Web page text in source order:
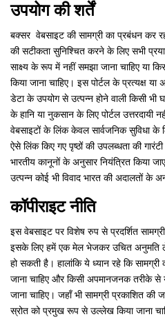
उपयोग की शर्तें
बक्सर वेबसाइट की सामग्री का प्रबंधन कर
की सटीकता सुनिश्चित करने के लिए सभी
साक्ष्य के रूप में नहीं समझा जाना चाहिए या
किया जाना चाहिए। इस पोर्टल के प्रत्यक्ष
डेटा के उपयोग से उत्पन्न होने वाली किसी भी
के हानि या नुकसान के लिए पोर्टल उत्तरदायी
वेबसाइटों के लिंक केवल सार्वजनिक सुविधा
ऐसे लिंक किए गए पृष्ठों की उपलब्धता की
भारतीय कानूनों के अनुसार नियंत्रित किया
उत्पन्न कोई भी विवाद भारत की अदालतों के
कॉपीराइट नीति
इस वेबसाइट पर विशेष रुप से प्रदर्शित
इसके लिए हमें एक मेल भेजकर उचित अनुमति
हो सकती है। हालांकि ये ध्यान रहे कि
जाना चाहिए और किसी अपमानजनक तरीके से
जाना चाहिए। जहाँ भी सामग्री प्रकाशित की
स्रोत को प्रमुख रूप से उल्लेख किया जाना